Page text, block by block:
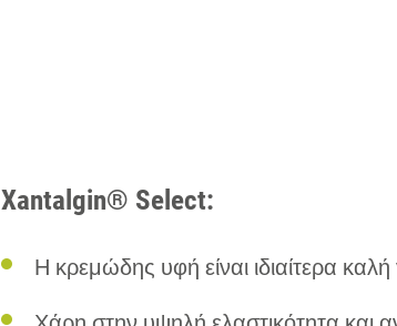
Xantalgin® Select:
Η κρεμώδης υφή είναι ιδιαίτερα